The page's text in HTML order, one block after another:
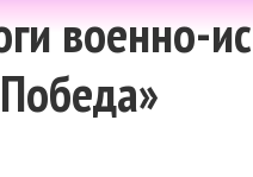
военно-